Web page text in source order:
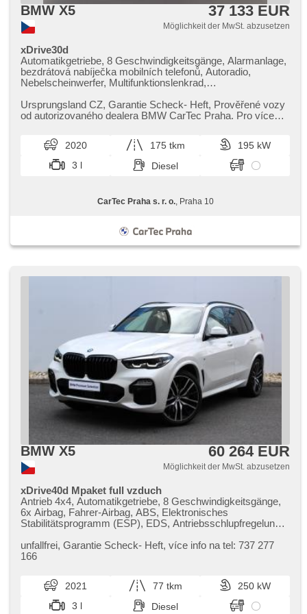
BMW X5 37 133 EUR
Möglichkeit der MwSt. abzusetzen
xDrive30d
Automatikgetriebe, 8 Geschwindigkeitsgänge, Alarmanlage,
bezdrátová nabíječka mobilních telefonů, Autoradio,
Nebelscheinwerfer, Multifunktionslenkrad,
zatmavená zadní skla, Alufelgen, Antrieb 4x4, el. tažné
zařízení, bezklíčové odemykání, bezklíčové startování,
odvětrávaná sedadla, Federung Luft, beheizte Sitze, LED
denní svícení, El. Wagentürschlüssung
Ursprungsland CZ,​ Garantie Scheck​- Heft,​ Prověřené vozy
od autorizovaného dealera BMW CarTec Praha. Pro více
2020 175 tkm
195 kW
3 l
Diesel
CarTec Praha s. r. o., Praha 10
BMW X5 60 264 EUR
Möglichkeit der MwSt. abzusetzen
xDrive40d Mpaket full vzduch
Antrieb 4x4, Automatikgetriebe, 8 Geschwindigkeitsgänge,
6x Airbag, Fahrer-Airbag, ABS, Elektronisches
Stabilitätsprogramm (ESP), EDS, Antriebsschlupfregelung
rozjezdu do kopce (HSA), ukazatel rychlostního limitu
(SLIF), Uhr Spur, Blind Spot Anzeige, asistent jízdy v
jízdním pruhu, Überwachung der Ermüdung des Fahrers,
Fahrgestell Niveauregulierung, Fahrgestell
Steifheitsregelung, adaptivní regulace podvozku,
Servolenkung, 4-Zonen Klimaanlage, Klimaautomatik,
unfallfrei,​ Garantie Scheck​- Heft,​ více info na tel: 737 277
166
2021 77 tkm
250 kW
3 l
Diesel